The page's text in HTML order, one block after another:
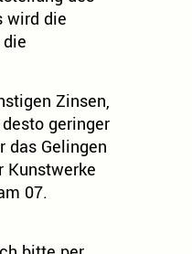
wird die
Zinsen,
geringer
das Gelingen
Kunstwerke
07.